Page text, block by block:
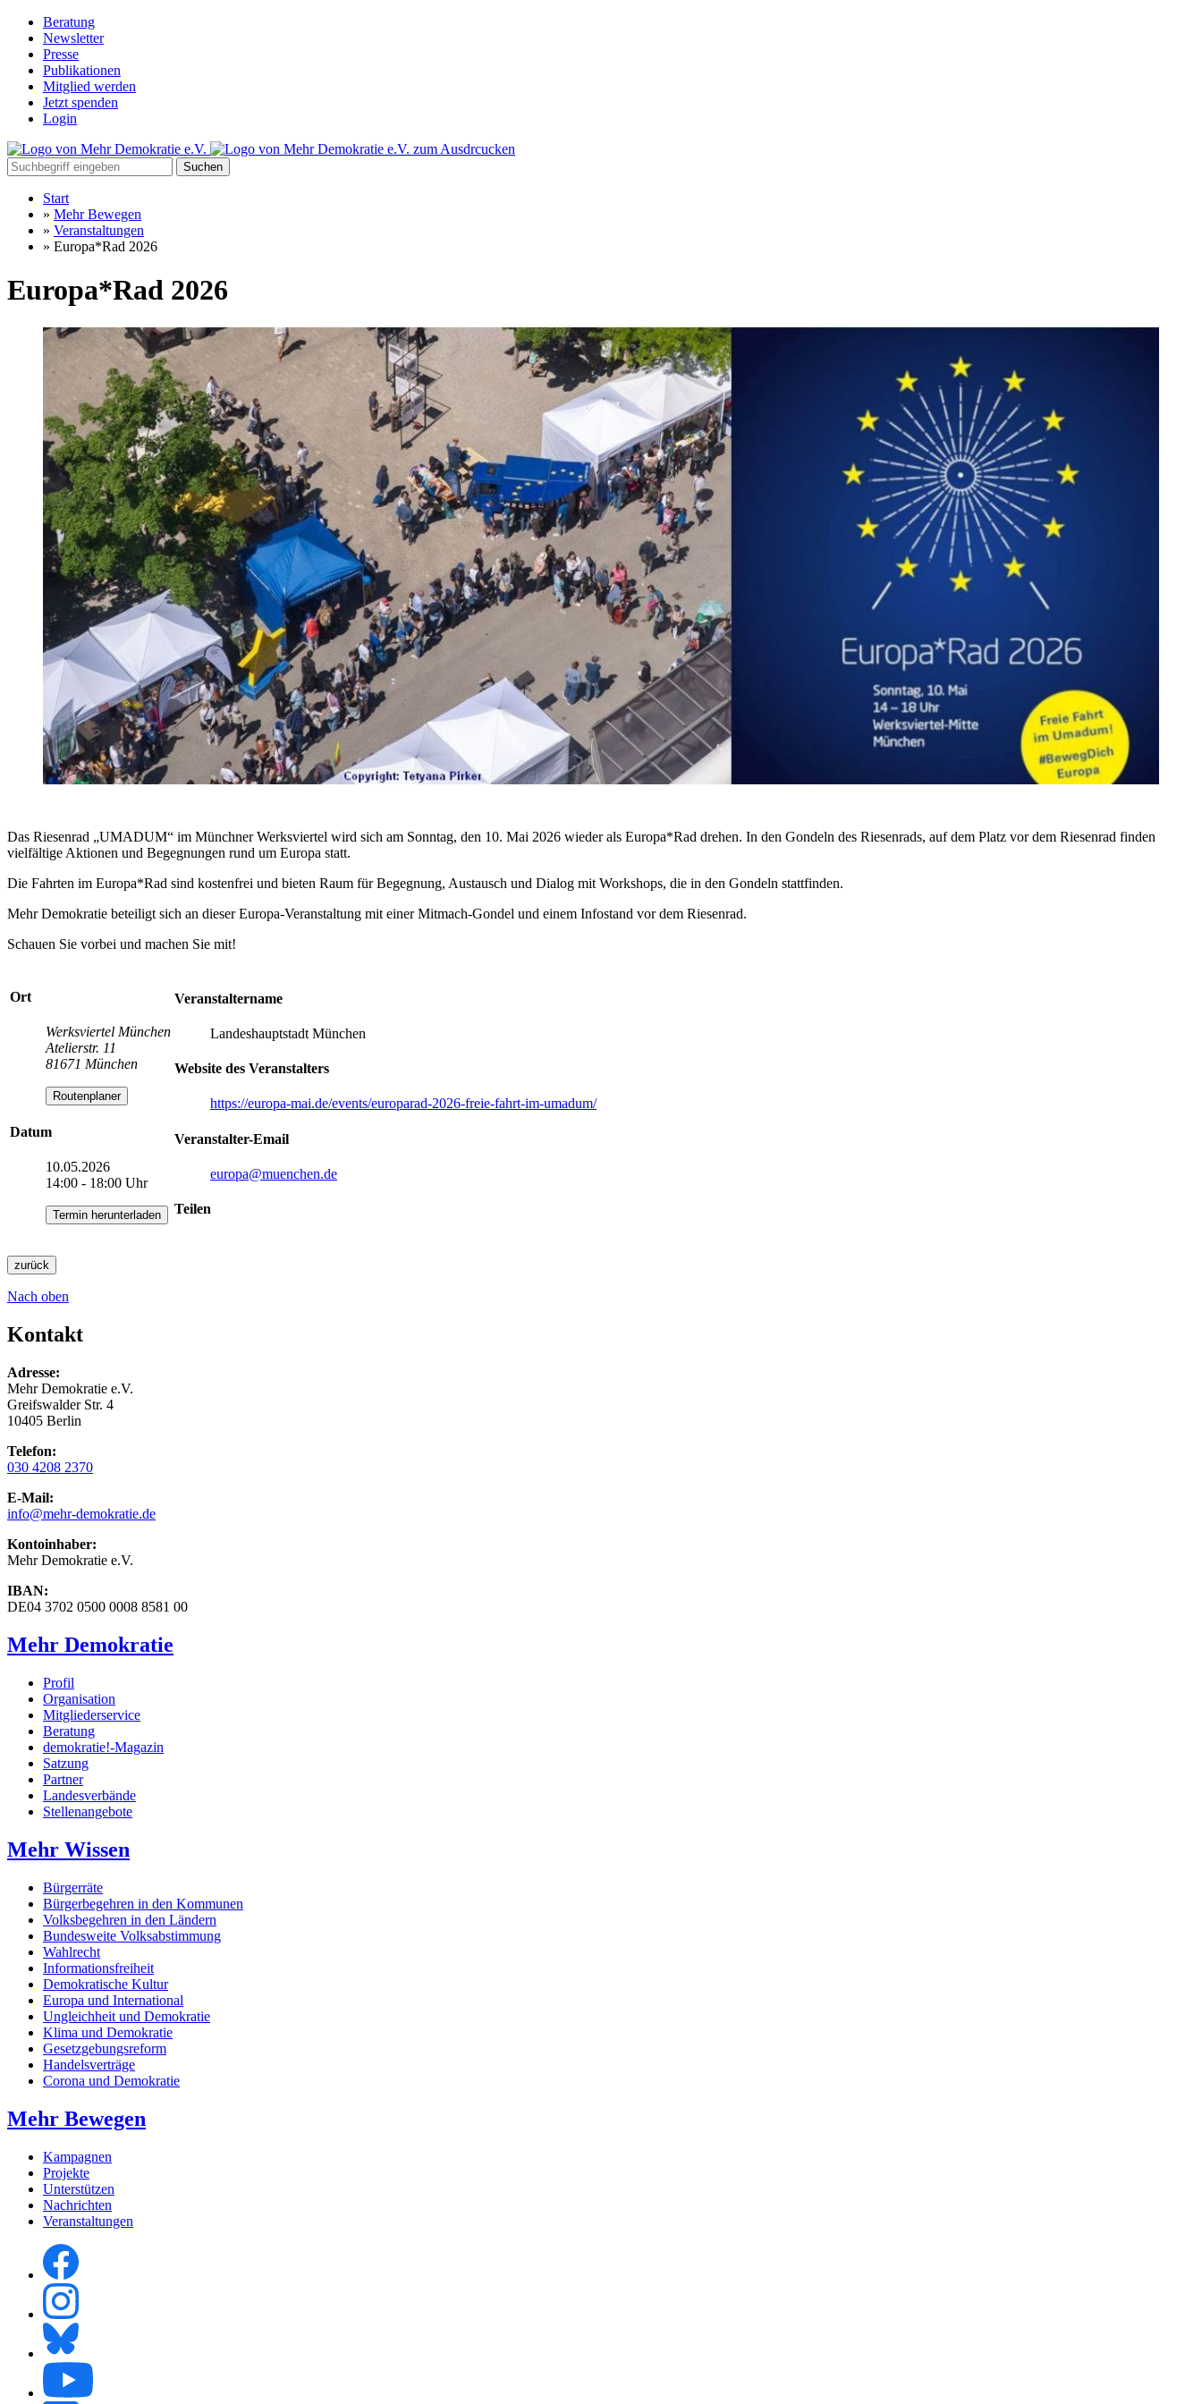
Beratung
Newsletter
Presse
Publikationen
Mitglied werden
Jetzt spenden
Login
Suchen
Start
» Mehr Bewegen
» Veranstaltungen
» Europa*Rad 2026
Europa*Rad 2026
Das Riesenrad „UMADUM“ im Münchner Werksviertel wird sich am Sonntag, den 10. Mai 2026 wieder als Europa*Rad drehen. In den Gondeln des Riesenrads, auf dem Platz vor dem Riesenrad finden
vielfältige Aktionen und Begegnungen rund um Europa statt.
Die Fahrten im Europa*Rad sind kostenfrei und bieten Raum für Begegnung, Austausch und Dialog mit Workshops, die in den Gondeln stattfinden.
Mehr Demokratie beteiligt sich an dieser Europa-Veranstaltung mit einer Mitmach-Gondel und einem Infostand vor dem Riesenrad.
Schauen Sie vorbei und machen Sie mit!
Ort
Werksviertel München
Atelierstr. 11
81671 München
Routenplaner
Datum
10.05.2026
14:00 - 18:00 Uhr
Termin herunterladen
Veranstaltername
Landeshauptstadt München
Website des Veranstalters
https://europa-mai.de/events/europarad-2026-freie-fahrt-im-umadum/
Veranstalter-Email
europa@muenchen.de
Teilen
zurück
Nach oben
Kontakt
Adresse:
Mehr Demokratie e.V.
Greifswalder Str. 4
10405 Berlin
Telefon:
030 4208 2370
E-Mail:
info@mehr-demokratie.de
Kontoinhaber:
Mehr Demokratie e.V.
IBAN:
DE04 3702 0500 0008 8581 00
Mehr Demokratie
Profil
Organisation
Mitgliederservice
Beratung
demokratie!-Magazin
Satzung
Partner
Landesverbände
Stellenangebote
Mehr Wissen
Bürgerräte
Bürgerbegehren in den Kommunen
Volksbegehren in den Ländern
Bundesweite Volksabstimmung
Wahlrecht
Informationsfreiheit
Demokratische Kultur
Europa und International
Ungleichheit und Demokratie
Klima und Demokratie
Gesetzgebungsreform
Handelsverträge
Corona und Demokratie
Mehr Bewegen
Kampagnen
Projekte
Unterstützen
Nachrichten
Veranstaltungen